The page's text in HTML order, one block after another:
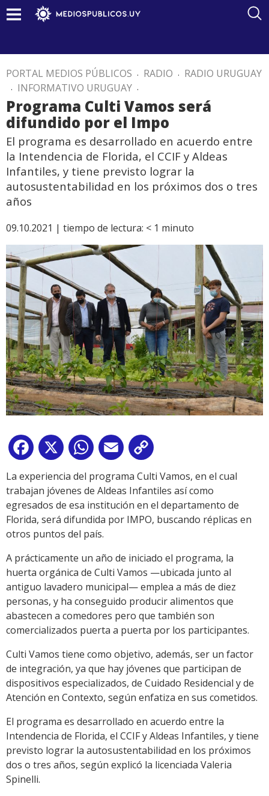
PORTAL MEDIOS PÚBLICOS . RADIO . RADIO URUGUAY
. INFORMATIVO URUGUAY .
Programa Culti Vamos será
difundido por el Impo
El programa es desarrollado en acuerdo entre
la Intendencia de Florida, el CCIF y Aldeas
Infantiles, y tiene previsto lograr la
autosustentabilidad en los próximos dos o tres
años
09.10.2021 | tiempo de lectura: < 1 minuto
Facebook
X WhatsApp
Email
Link
La experiencia del programa Culti Vamos, en el cual
trabajan jóvenes de Aldeas Infantiles así como
egresados de esa institución en el departamento de
Florida, será difundida por IMPO, buscando réplicas en
otros puntos del país.
A prácticamente un año de iniciado el programa, la
huerta orgánica de Culti Vamos —ubicada junto al
antiguo lavadero municipal— emplea a más de diez
personas, y ha conseguido producir alimentos que
abastecen a comedores pero que también son
comercializados puerta a puerta por los participantes.
Culti Vamos tiene como objetivo, además, ser un factor
de integración, ya que hay jóvenes que participan de
dispositivos especializados, de Cuidado Residencial y de
Atención en Contexto, según enfatiza en sus cometidos.
El programa es desarrollado en acuerdo entre la
Intendencia de Florida, el CCIF y Aldeas Infantiles, y tiene
previsto lograr la autosustentabilidad en los próximos
dos o tres años, según explicó la licenciada Valeria
Spinelli.